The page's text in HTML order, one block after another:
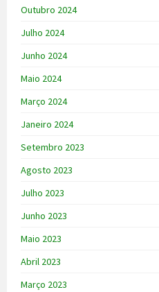
Outubro 2024
Julho 2024
Junho 2024
Maio 2024
Março 2024
Janeiro 2024
Setembro 2023
Agosto 2023
Julho 2023
Junho 2023
Maio 2023
Abril 2023
Março 2023